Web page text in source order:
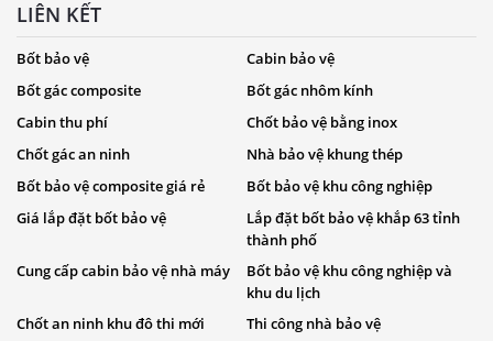
LIÊN KẾT
Bốt bảo vệ
Cabin bảo vệ
Bốt gác composite
Bốt gác nhôm kính
Cabin thu phí
Chốt bảo vệ bằng inox
Chốt gác an ninh
Nhà bảo vệ khung thép
Bốt bảo vệ composite giá rẻ
Bốt bảo vệ khu công nghiệp
Giá lắp đặt bốt bảo vệ
Lắp đặt bốt bảo vệ khắp 63 tỉnh
thành phố
Cung cấp cabin bảo vệ nhà máy Bốt bảo vệ khu công nghiệp và
khu du lịch
Chốt an ninh khu đô thi mới Thi công nhà bảo vệ